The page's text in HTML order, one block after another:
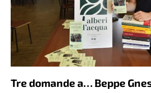
Tre domande a… Beppe